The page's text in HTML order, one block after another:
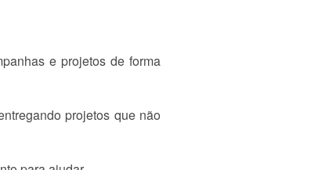
e projetos de forma
projetos que não